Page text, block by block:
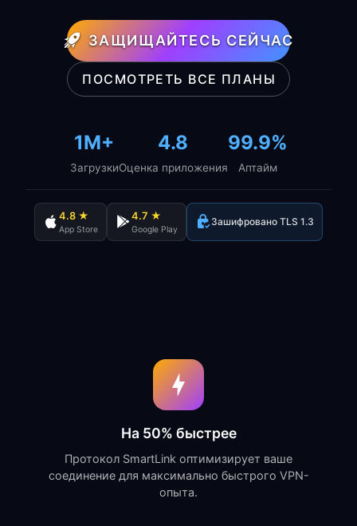
ЗАЩИЩАЙТЕСЬ СЕЙЧАС
ПОСМОТРЕТЬ ВСЕ ПЛАНЫ
1M+
Загрузки
4.8
Оценка приложения
99.9%
Аптайм
4.8 ★
App Store
4.7 ★
Google Play
Зашифровано TLS 1.3
На 50% быстрее
Протокол SmartLink оптимизирует ваше
соединение для максимально быстрого VPN-
опыта.